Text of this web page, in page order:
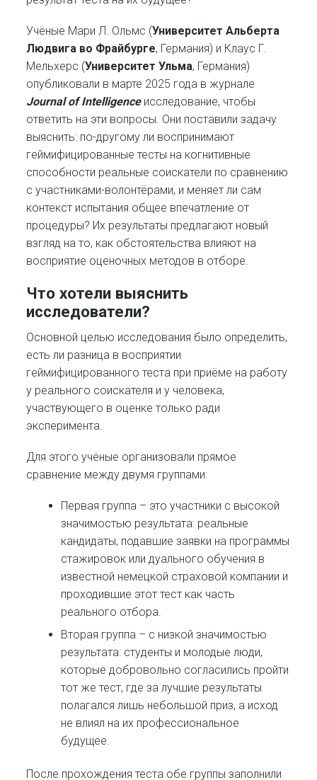
Учёные Мари Л. Ольмс (Университет Альберта
Людвига во Фрайбурге, Германия) и Клаус Г.
Мельхерс (Университет Ульма, Германия)
опубликовали в марте 2025 года в журнале
Journal of Intelligenceисследование, чтобы
ответить на эти вопросы. Они поставили задачу
выяснить: по-другому ли воспринимают
геймифицированные тесты на когнитивные
способности реальные соискатели по сравнению
с участниками-волонтёрами, и меняет ли сам
контекст испытания общее впечатление от
процедуры? Их результаты предлагают новый
взгляд на то, как обстоятельства влияют на
восприятие оценочных методов в отборе.
Что хотели выяснить
исследователи?
Основной целью исследования было определить,
есть ли разница в восприятии
геймифицированного теста при приёме на работу
у реального соискателя и у человека,
участвующего в оценке только ради
эксперимента.
Для этого учёные организовали прямое
сравнение между двумя группами:
Первая группа – это участники с высокой
значимостью результата: реальные
кандидаты, подавшие заявки на программы
стажировок или дуального обучения в
известной немецкой страховой компании и
проходившие этот тест как часть
реального отбора.
Вторая группа – с низкой значимостью
результата: студенты и молодые люди,
которые добровольно согласились пройти
тот же тест, где за лучшие результаты
полагался лишь небольшой приз, а исход
не влиял на их профессиональное
будущее.
После прохождения теста обе группы заполнили